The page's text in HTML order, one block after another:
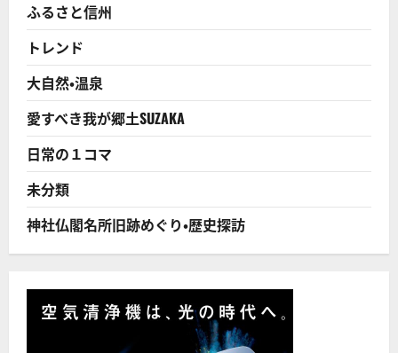
し
そ
う
の
共
通
点・
6
つ
に
つ
さ
ら
に
む
ふるさと信州
トレンド
大自然・温泉
愛すべき我が郷土SUZAKA
日常の１コマ
未分類
神社仏閣名所旧跡めぐり・歴史探訪